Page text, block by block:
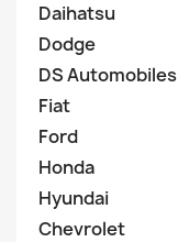
Daihatsu
Dodge
DS Automobiles
Fiat
Ford
Honda
Hyundai
Chevrolet